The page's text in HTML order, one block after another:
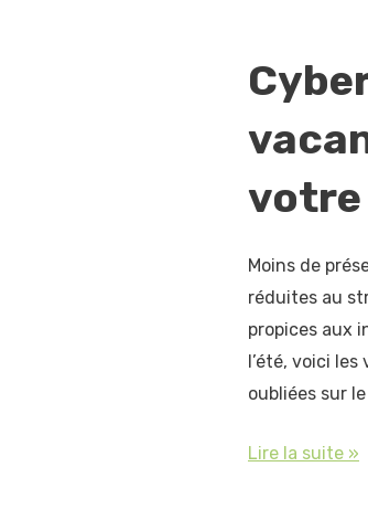
Moins de
réduites au
propices aux
l’été, voici
oubliées sur
Lire la suite »